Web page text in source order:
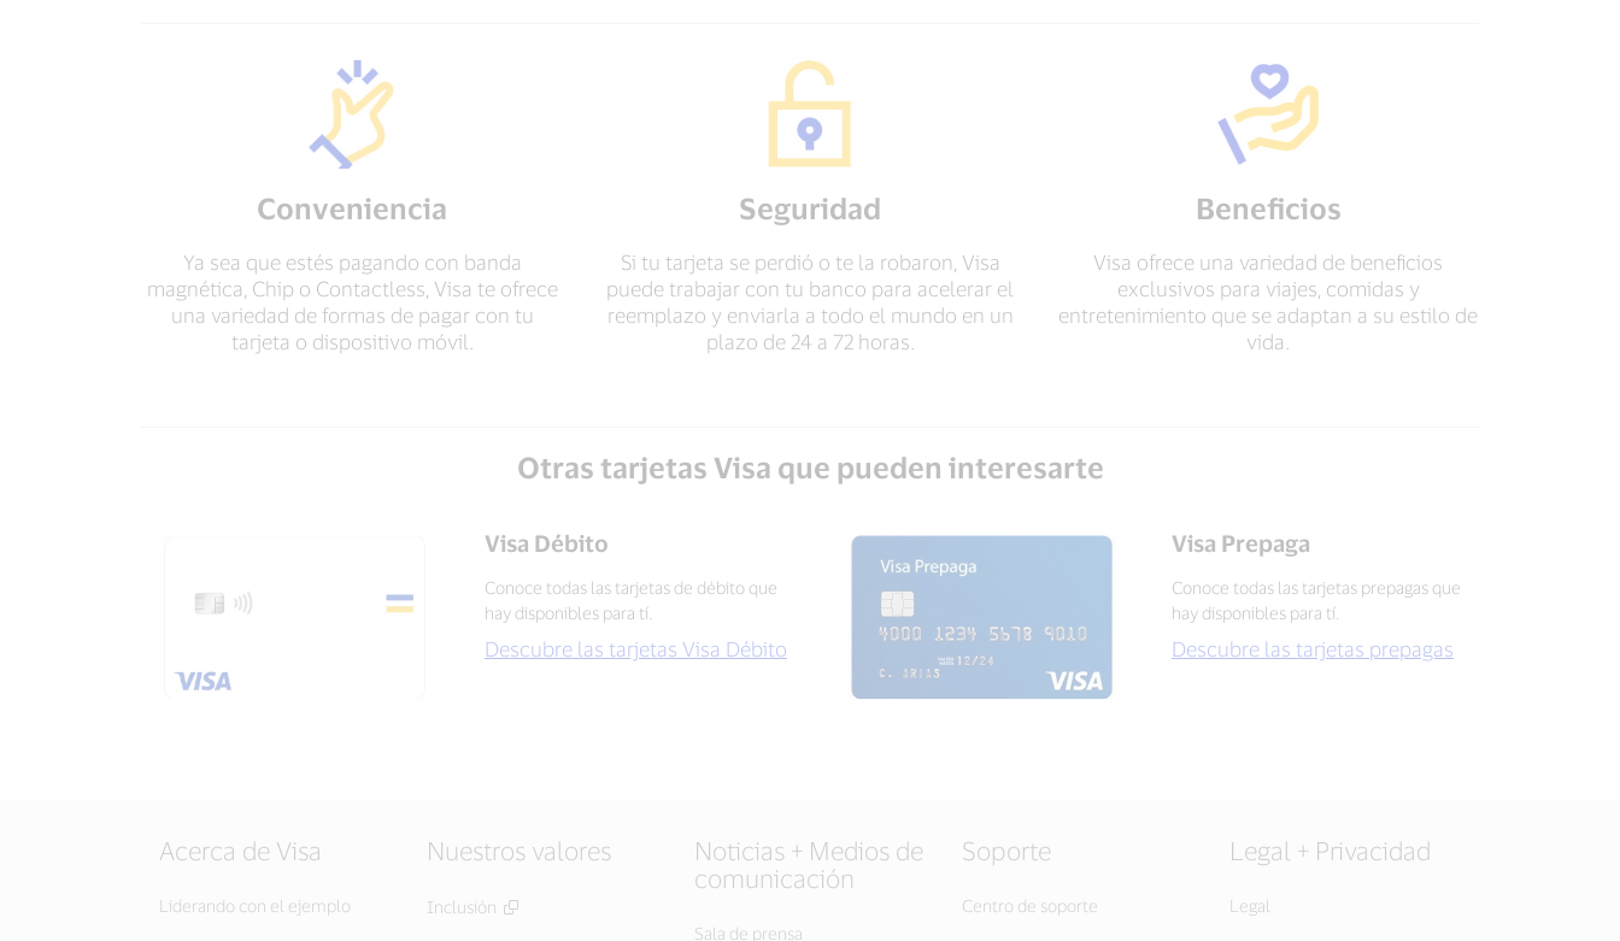
Conveniencia
Ya sea que estés pagando con banda
magnética, Chip o Contactless, Visa te ofrece
una variedad de formas de pagar con tu
tarjeta o dispositivo móvil.
Seguridad
Si tu tarjeta se perdió o te la robaron, Visa
puede trabajar con tu banco para acelerar el
reemplazo y enviarla a todo el mundo en un
plazo de 24 a 72 horas.
Beneficios
Visa ofrece una variedad de beneficios
exclusivos para viajes, comidas y
entretenimiento que se adaptan a su estilo de
vida.
Otras tarjetas Visa que pueden interesarte
Visa Débito
Conoce todas las tarjetas de débito que
hay disponibles para tí.
Descubre las tarjetas Visa Débito
Visa Prepaga
Conoce todas las tarjetas prepagas que
hay disponibles para tí.
Descubre las tarjetas prepagas
Acerca de Visa
Liderando con el ejemplo
Nuestros valores
Inclusión
Noticias + Medios de
comunicación
Sala de prensa
Soporte
Centro de soporte
Legal + Privacidad
Legal